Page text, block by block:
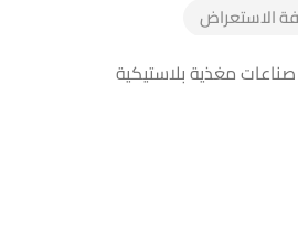
الاستعراض
مغذية بلاستيكية